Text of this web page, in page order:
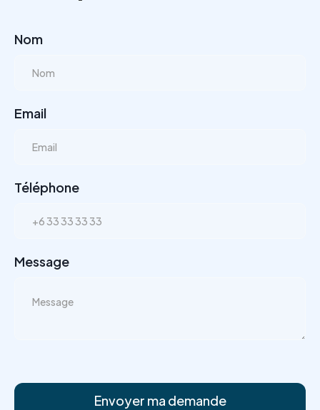
Nom
Email
Téléphone
Message